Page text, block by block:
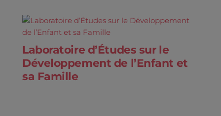
Laboratoire d’Études sur le
Développement de l’Enfant et
sa Famille